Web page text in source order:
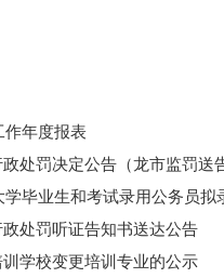
作年度报表
处罚决定公告（龙市监罚送
毕业生和考试录用公务员拟
处罚听证告知书送达公告
号）
学校变更培训专业的公示